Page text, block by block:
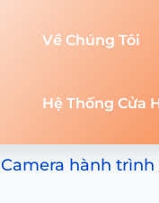
Về Chúng Tôi
Hệ Thống Cửa
Camera hành trình